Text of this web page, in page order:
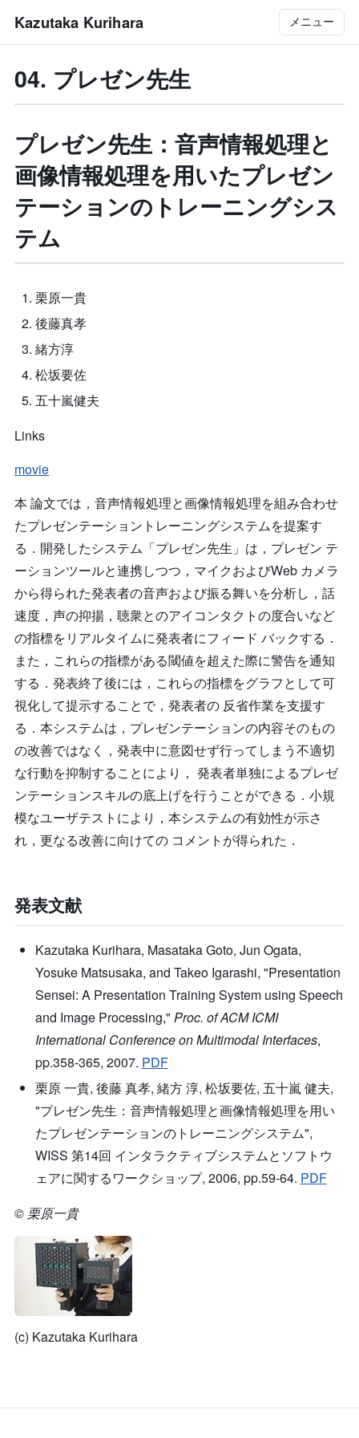
Kazutaka Kurihara メニュー
04. プレゼン先生
プレゼン先生：音声情報処理と
画像情報処理を用いたプレゼン
テーションのトレーニングシス
テム
栗原一貴
後藤真孝
緒方淳
松坂要佐
五十嵐健夫
Links
movie
本 論文では，音声情報処理と画像情報処理を組み合わせ
たプレゼンテーショントレーニングシステムを提案す
る．開発したシステム「プレゼン先生」は，プレゼン テ
ーションツールと連携しつつ，マイクおよびWeb カメラ
から得られた発表者の音声および振る舞いを分析し，話
速度，声の抑揚，聴衆とのアイコンタクトの度合いなど
の指標をリアルタイムに発表者にフィード バックする．
また，これらの指標がある閾値を超えた際に警告を通知
する．発表終了後には，これらの指標をグラフとして可
視化して提示することで，発表者の 反省作業を支援す
る．本システムは，プレゼンテーションの内容そのもの
の改善ではなく，発表中に意図せず行ってしまう不適切
な行動を抑制することにより， 発表者単独によるプレゼ
ンテーションスキルの底上げを行うことができる．小規
模なユーザテストにより，本システムの有効性が示さ
れ，更なる改善に向けての コメントが得られた．
発表文献
Kazutaka Kurihara, Masataka Goto, Jun Ogata,
Yosuke Matsusaka, and Takeo Igarashi, "Presentation
Sensei: A Presentation Training System using Speech
and Image Processing," Proc. of ACM ICMI
International Conference on Multimodal Interfaces,
pp.358-365, 2007. PDF
栗原 一貴, 後藤 真孝, 緒方 淳, 松坂要佐, 五十嵐 健夫,
"プレゼン先生：音声情報処理と画像情報処理を用い
たプレゼンテーションのトレーニングシステム",
WISS 第14回 インタラクティブシステムとソフトウ
ェアに関するワークショップ, 2006, pp.59-64. PDF
© 栗原一貴
(c) Kazutaka Kurihara